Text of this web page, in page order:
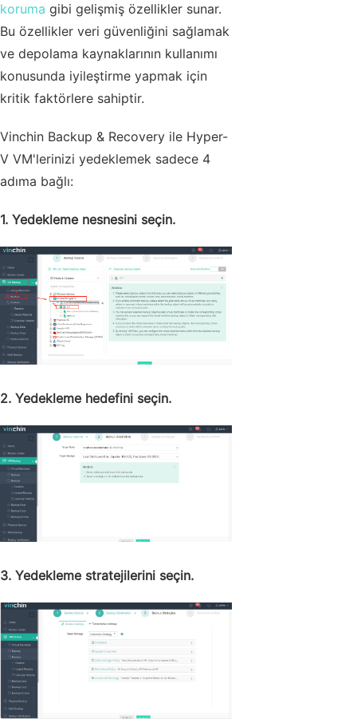
koruma gibi gelişmiş özellikler sunar.
Bu özellikler veri güvenliğini sağlamak
ve depolama kaynaklarının kullanımı
konusunda iyileştirme yapmak için
kritik faktörlere sahiptir.
Vinchin Backup & Recovery ile Hyper-
V VM'lerinizi yedeklemek sadece 4
adıma bağlı:
1. Yedekleme nesnesini seçin.
2. Yedekleme hedefini seçin.
3. Yedekleme stratejilerini seçin.